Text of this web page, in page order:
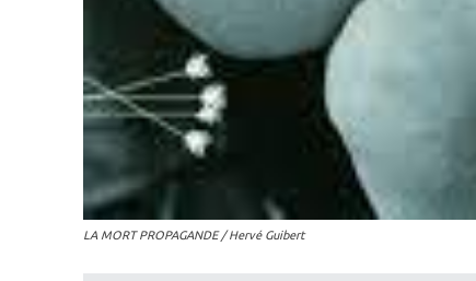
LA MORT PROPAGANDE / Hervé Guibert